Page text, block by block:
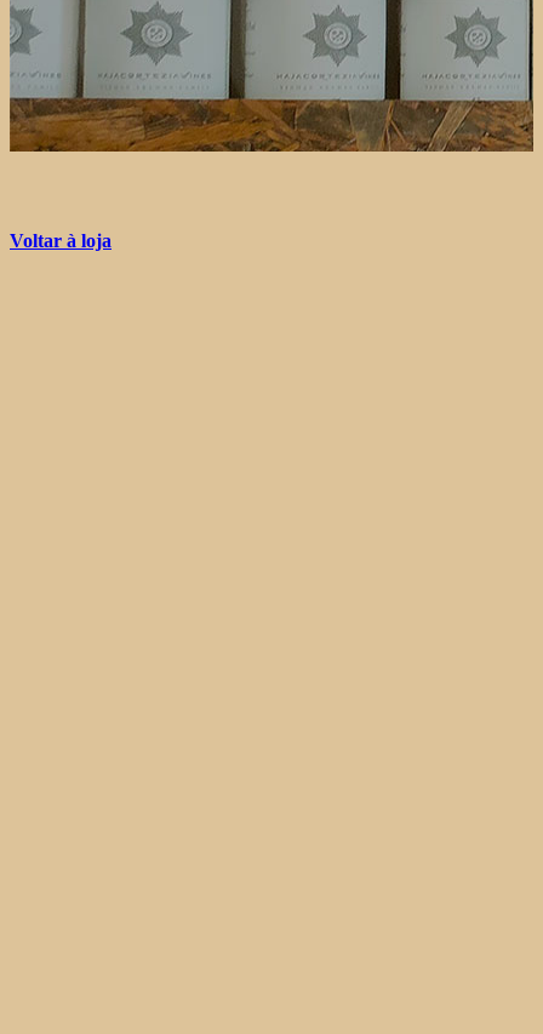
Voltar à loja